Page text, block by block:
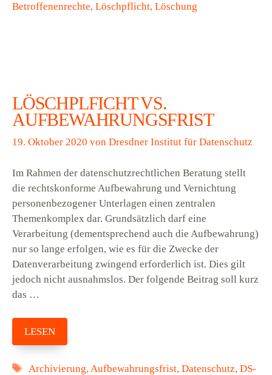
Betroffenenrechte, Löschpflicht, Löschung
LÖSCHPLFICHT VS.
AUFBEWAHRUNGSFRIST
19. Oktober 2020 von Dresdner Institut für Datenschutz
Im Rahmen der datenschutzrechtlichen Beratung stellt
die rechtskonforme Aufbewahrung und Vernichtung
personenbezogener Unterlagen einen zentralen
Themenkomplex dar. Grundsätzlich darf eine
Verarbeitung (dementsprechend auch die Aufbewahrung)
nur so lange erfolgen, wie es für die Zwecke der
Datenverarbeitung zwingend erforderlich ist. Dies gilt
jedoch nicht ausnahmslos. Der folgende Beitrag soll kurz
das …
LESEN
Schlagwörter
Archivierung, Aufbewahrungsfrist,Datenschutz,DS-